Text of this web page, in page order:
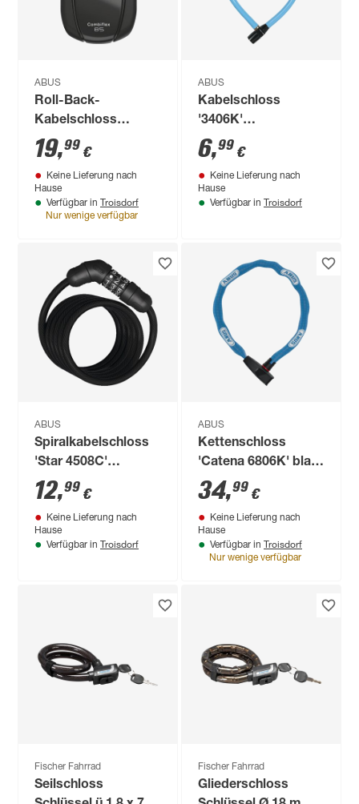
ABUS
Roll-Back-
Kabelschloss
'Combiflex Break 85'
schwarz Ø 1,5 x 85
cm
19,99 €
Keine Lieferung nach
Hause
Verfügbar in Troisdorf
Nur wenige verfügbar
ABUS
Kabelschloss
'3406K'
verschiedene Farben
Ø 0,6 x 55 cm
6,99 €
Keine Lieferung nach
Hause
Verfügbar in Troisdorf
ABUS
Spiralkabelschloss
'Star 4508C'
schwarz Ø 0,8 x 150
cm
12,99 €
Keine Lieferung nach
Hause
Verfügbar in Troisdorf
ABUS
Kettenschloss
'Catena 6806K' blau
Ø 0,6 x 85 cm
34,99 €
Keine Lieferung nach
Hause
Verfügbar in Troisdorf
Nur wenige verfügbar
Fischer Fahrrad
Seilschloss
Fischer Fahrrad
Gliederschloss